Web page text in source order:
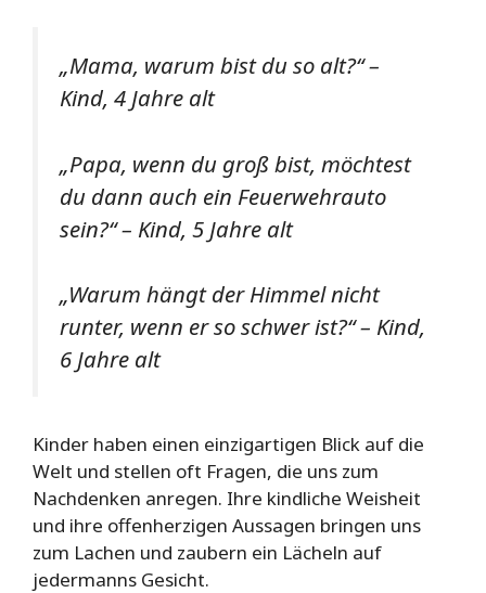
„Mama, warum bist du so alt?“ –
Kind, 4 Jahre alt
„Papa, wenn du groß bist, möchtest
du dann auch ein Feuerwehrauto
sein?“ – Kind, 5 Jahre alt
„Warum hängt der Himmel nicht
runter, wenn er so schwer ist?“ – Kind,
6 Jahre alt
Kinder haben einen einzigartigen Blick auf die
Welt und stellen oft Fragen, die uns zum
Nachdenken anregen. Ihre kindliche Weisheit
und ihre offenherzigen Aussagen bringen uns
zum Lachen und zaubern ein Lächeln auf
jedermanns Gesicht.